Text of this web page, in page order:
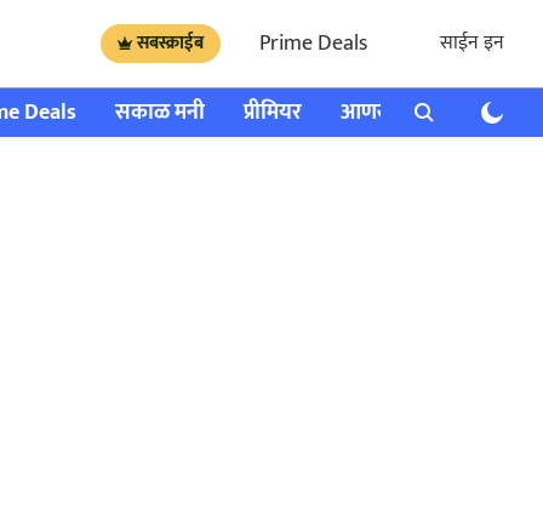
सबस्क्राईब Prime Deals साईन इन
Deals सकाळ मनी प्रीमियर आणखी राशी भविष्य